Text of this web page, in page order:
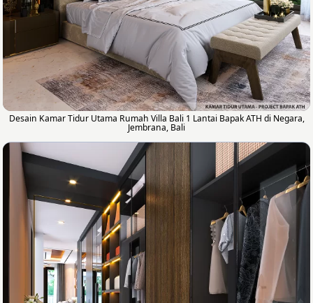
Desain Kamar Tidur Utama Rumah Villa Bali 1 Lantai Bapak ATH di Negara,
Jembrana, Bali